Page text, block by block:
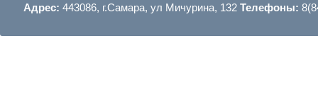
Адрес: 443086, г.Самара, ул Мичурина, 132 Телефоны: